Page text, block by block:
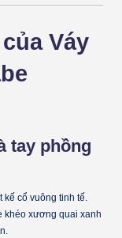
Váy
tay phồng
kế cổ vuông tinh tế.
khéo xương quai xanh